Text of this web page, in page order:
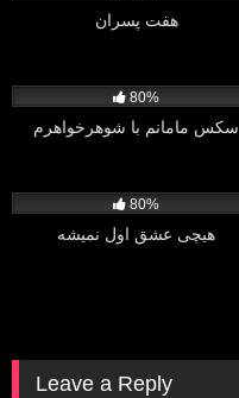
هفت پسران
80%
سکس مامانم با شوهرخواهرم
80%
هیچی عشق اول نمیشه
Leave a Reply